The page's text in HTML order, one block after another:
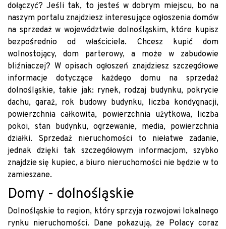
dołączyć? Jeśli tak, to jesteś w dobrym miejscu, bo na
naszym portalu znajdziesz interesujące ogłoszenia domów
na sprzedaż w województwie dolnośląskim, które kupisz
bezpośrednio od właściciela. Chcesz kupić dom
wolnostojący, dom parterowy, a może w zabudowie
bliźniaczej? W opisach ogłoszeń znajdziesz szczegółowe
informacje dotyczące każdego domu na sprzedaż
dolnośląskie, takie jak: rynek, rodzaj budynku, pokrycie
dachu, garaż, rok budowy budynku, liczba kondygnacji,
powierzchnia całkowita, powierzchnia użytkowa, liczba
pokoi, stan budynku, ogrzewanie, media, powierzchnia
działki. Sprzedaż nieruchomości to niełatwe zadanie,
jednak dzięki tak szczegółowym informacjom, szybko
znajdzie się kupiec, a biuro nieruchomości nie będzie w to
zamieszane.
Domy - dolnośląskie
Dolnośląskie to region, który sprzyja rozwojowi lokalnego
rynku nieruchomości. Dane pokazują, że Polacy coraz